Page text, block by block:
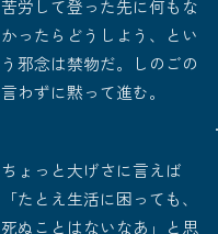
苦労して登った先に何もな
かったらどうしよう、とい
う邪念は禁物だ。しのごの
言わずに黙って進む。
ちょっと大げさに言えば
「たとえ生活に困っても、
死ぬことはないなあ」と思